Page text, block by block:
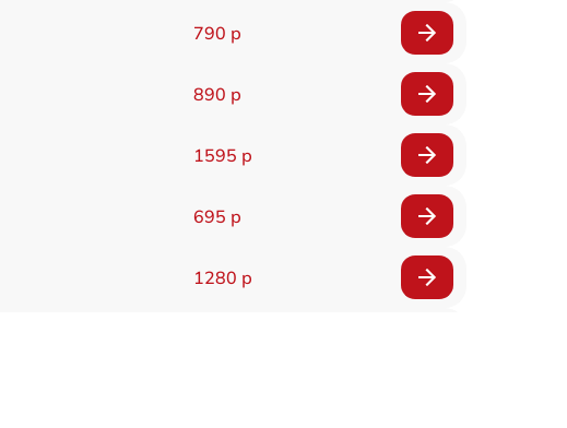
790 р
890 р
1595 р
695 р
1280 р